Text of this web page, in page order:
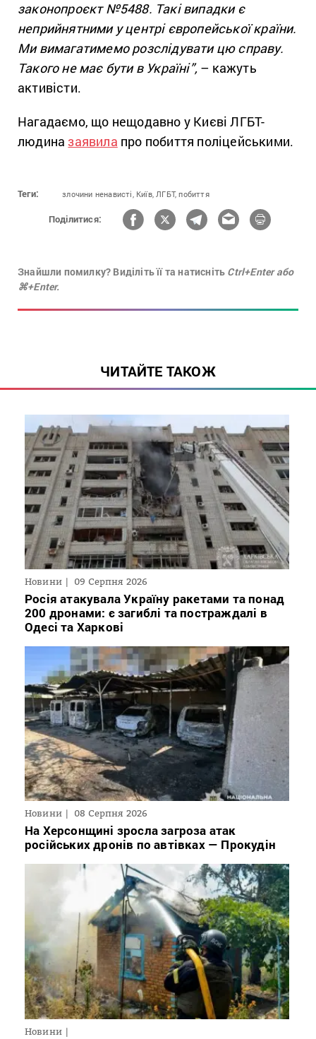
законопроєкт №5488. Такі випадки є
неприйнятними у центрі європейської країни.
Ми вимагатимемо розслідувати цю справу.
Такого не має бути в Україні”, – кажуть
активісти.
Нагадаємо, що нещодавно у Києві ЛГБТ-
людиназаявила про побиття поліцейськими.
Теги: злочини ненависті, Київ, ЛГБТ, побиття
Поділитися:
Знайшли помилку? Виділіть її та натисніть Ctrl+Enter або
⌘+Enter.
ЧИТАЙТЕ ТАКОЖ
Новини 09 Серпня 2026
Росія атакувала Україну ракетами та понад
200 дронами: є загиблі та постраждалі в
Одесі та Харкові
Новини 08 Серпня 2026
На Херсонщині зросла загроза атак
російських дронів по автівках — Прокудін
Новини